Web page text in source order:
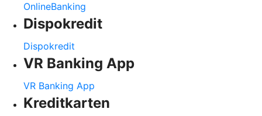
OnlineBanking
Dispokredit
Dispokredit
VR Banking App
VR Banking App
Kreditkarten